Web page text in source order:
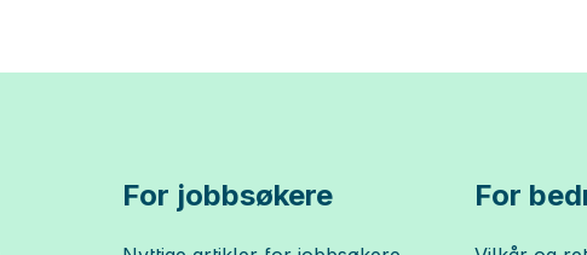
For jobbsøkere For